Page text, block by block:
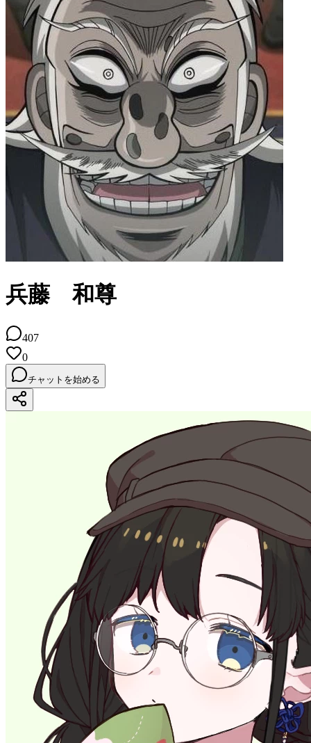
兵藤 和尊
407
0
チャットを始める